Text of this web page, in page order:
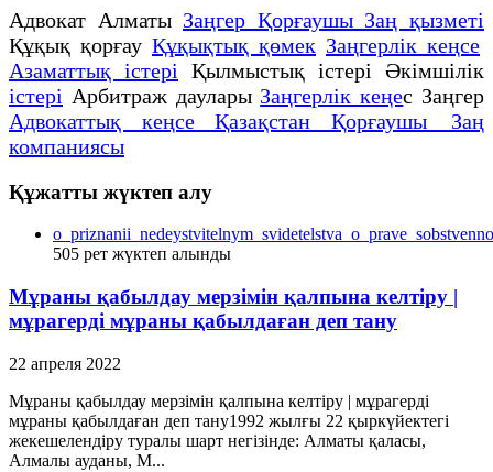
Адвокат Алматы Заңгер Қорғаушы Заң қызметі
Құқық қорғау Құқықтық қөмек Заңгерлік кеңсе
Азаматтық істері Қылмыстық істері Әкімшілік
істері Арбитраж даулары Заңгерлік кеңес Заңгер
Адвокаттық кеңсе Қазақстан Қорғаушы Заң
компаниясы
Құжатты жүктеп алу
505 рет жүктеп алынды
Мұраны қабылдау мерзімін қалпына келтіру |
мұрагерді мұраны қабылдаған деп тану
22 апреля 2022
Мұраны қабылдау мерзімін қалпына келтіру | мұрагерді
мұраны қабылдаған деп тану1992 жылғы 22 қыркүйектегі
жекешелендіру туралы шарт негізінде: Алматы қаласы,
Алмалы ауданы, М...